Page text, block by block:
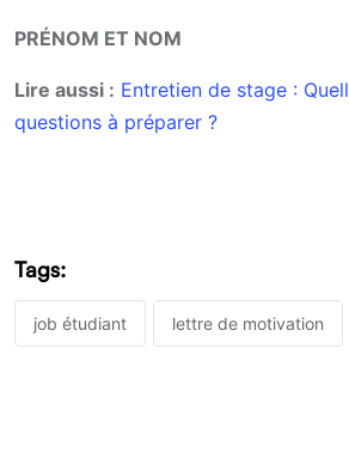
PRÉNOM ET NOM
Lire aussi : Entretien de stage :
questions à préparer ?
Tags:
job étudiant lettre de motivation